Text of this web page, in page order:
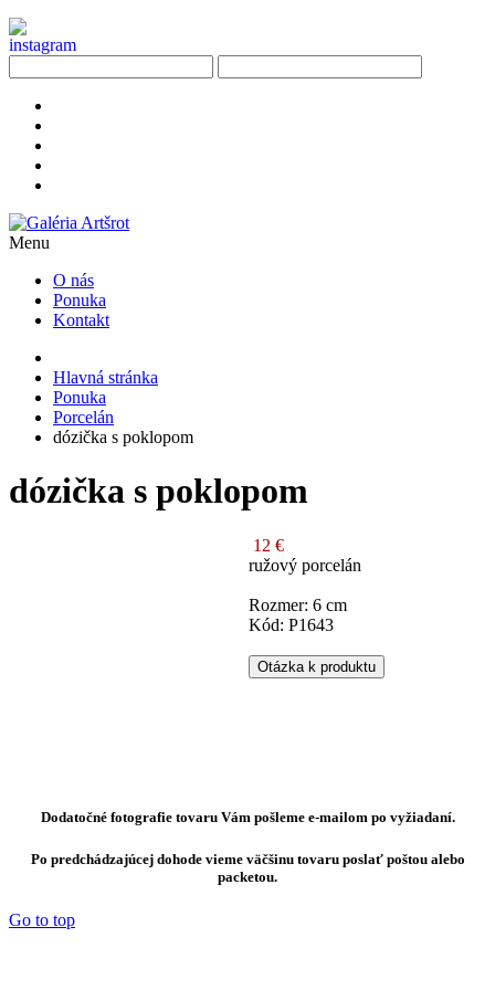
Menu
O nás
Ponuka
Kontakt
Hlavná stránka
Ponuka
Porcelán
dózička s poklopom
dózička s poklopom
12 €
ružový porcelán
Rozmer: 6 cm
Kód: P1643
Otázka k produktu
Dodatočné fotografie tovaru Vám pošleme e-mailom po vyžiadaní.
Po predchádzajúcej dohode vieme väčšinu tovaru poslať poštou alebo
packetou.
Go to top